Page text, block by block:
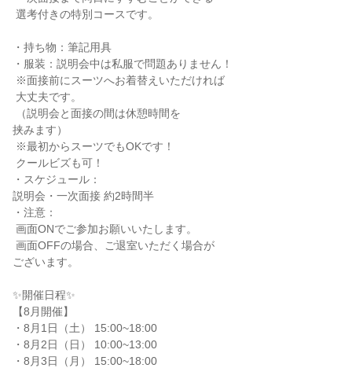
・持ち物：筆記用具
・服装：説明会中は私服で問題ありません！
挟みます）
・スケジュール：
説明会・一次面接 約2時間半
・注意：
ございます。
✨️開催日程✨️
【8月開催】
・8月1日（土） 15:00~18:00
・8月2日（日） 10:00~13:00
・8月3日（月） 15:00~18:00